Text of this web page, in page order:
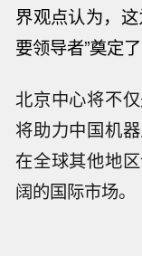
界观点认为，这
要领导者”奠定
北京中心将不
将助力中国机
在全球其他地
阔的国际市场。